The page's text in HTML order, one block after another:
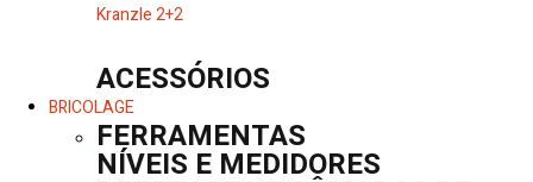
Kranzle 2+2
ACESSÓRIOS
BRICOLAGE
FERRAMENTAS
NÍVEIS E MEDIDORES